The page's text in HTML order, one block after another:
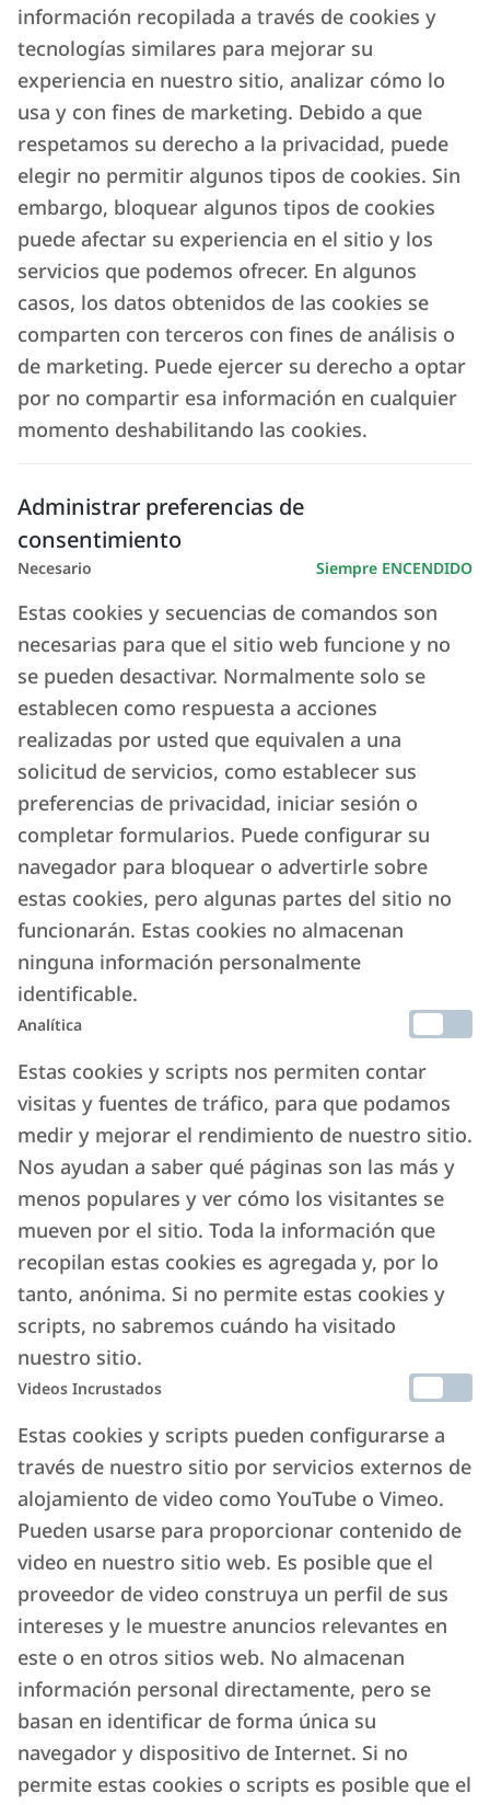
información recopilada a través de cookies y
tecnologías similares para mejorar su
experiencia en nuestro sitio, analizar cómo lo
usa y con fines de marketing. Debido a que
respetamos su derecho a la privacidad, puede
elegir no permitir algunos tipos de cookies. Sin
embargo, bloquear algunos tipos de cookies
puede afectar su experiencia en el sitio y los
servicios que podemos ofrecer. En algunos
casos, los datos obtenidos de las cookies se
comparten con terceros con fines de análisis o
de marketing. Puede ejercer su derecho a optar
por no compartir esa información en cualquier
momento deshabilitando las cookies.
Administrar preferencias de
consentimiento
Necesario Siempre ENCENDIDO
Estas cookies y secuencias de comandos son
necesarias para que el sitio web funcione y no
se pueden desactivar. Normalmente solo se
establecen como respuesta a acciones
realizadas por usted que equivalen a una
solicitud de servicios, como establecer sus
preferencias de privacidad, iniciar sesión o
completar formularios. Puede configurar su
navegador para bloquear o advertirle sobre
estas cookies, pero algunas partes del sitio no
funcionarán. Estas cookies no almacenan
ninguna información personalmente
identificable.
Analítica
Estas cookies y scripts nos permiten contar
visitas y fuentes de tráfico, para que podamos
medir y mejorar el rendimiento de nuestro sitio.
Nos ayudan a saber qué páginas son las más y
menos populares y ver cómo los visitantes se
mueven por el sitio. Toda la información que
recopilan estas cookies es agregada y, por lo
tanto, anónima. Si no permite estas cookies y
scripts, no sabremos cuándo ha visitado
nuestro sitio.
Videos Incrustados
Estas cookies y scripts pueden configurarse a
través de nuestro sitio por servicios externos de
alojamiento de video como YouTube o Vimeo.
Pueden usarse para proporcionar contenido de
video en nuestro sitio web. Es posible que el
proveedor de video construya un perfil de sus
intereses y le muestre anuncios relevantes en
este o en otros sitios web. No almacenan
información personal directamente, pero se
basan en identificar de forma única su
navegador y dispositivo de Internet. Si no
permite estas cookies o scripts es posible que el